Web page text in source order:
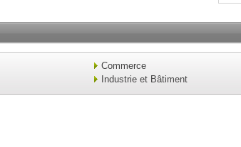
Commerce
Industrie et Bâtiment